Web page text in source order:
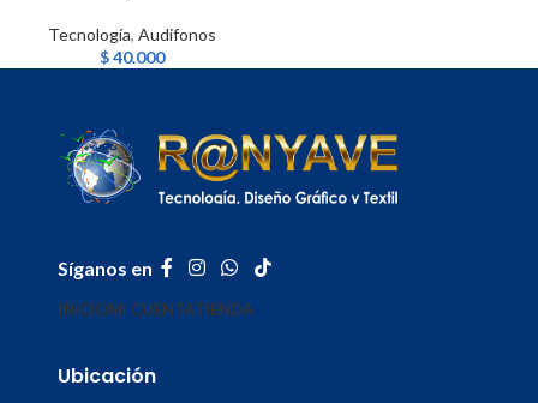
Tecnología, Audifonos
$40.000
Síganos en
INICIOMI CUENTATIENDA
Ubicación